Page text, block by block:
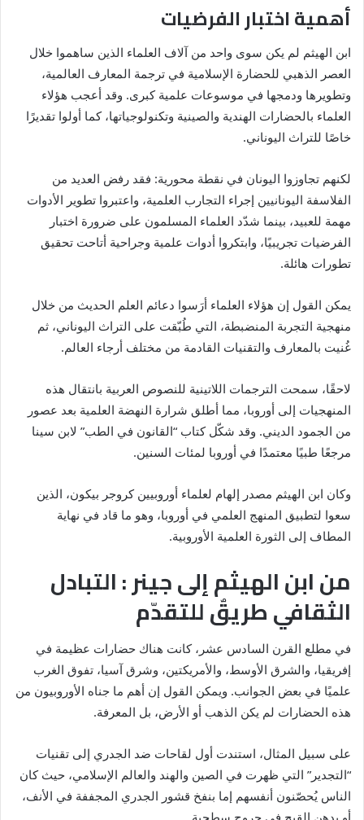
أهمية اختبار الفرضيات
ابن الهيثم لم يكن سوى واحد من آلاف العلماء الذين ساهموا خلال
العصر الذهبي للحضارة الإسلامية في ترجمة المعارف العالمية،
وتطويرها ودمجها في موسوعات علمية كبرى. وقد أعجب هؤلاء
العلماء بالحضارات الهندية والصينية وتكنولوجياتها، كما أولوا تقديرًا
خاصًا للتراث اليوناني.
لكنهم تجاوزوا اليونان في نقطة محورية: فقد رفض العديد من
الفلاسفة اليونانيين إجراء التجارب العلمية، واعتبروا تطوير الأدوات
مهمة للعبيد، بينما شدّد العلماء المسلمون على ضرورة اختبار
الفرضيات تجريبيًا، وابتكروا أدوات علمية وجراحية أتاحت تحقيق
تطورات هائلة.
يمكن القول إن هؤلاء العلماء أرَسوا دعائم العلم الحديث من خلال
منهجية التجربة المنضبطة، التي طُبّقت على التراث اليوناني، ثم
غُنيت بالمعارف والتقنيات القادمة من مختلف أرجاء العالم.
لاحقًا، سمحت الترجمات اللاتينية للنصوص العربية بانتقال هذه
المنهجيات إلى أوروبا، مما أطلق شرارة النهضة العلمية بعد عصور
من الجمود الديني. وقد شكّل كتاب “القانون في الطب” لابن سينا
مرجعًا طبيًا معتمدًا في أوروبا لمئات السنين.
وكان ابن الهيثم مصدر إلهام لعلماء أوروبيين كروجر بيكون، الذين
سعوا لتطبيق المنهج العلمي في أوروبا، وهو ما قاد في نهاية
المطاف إلى الثورة العلمية الأوروبية.
من ابن الهيثم إلى جينر : التبادل
الثقافي طريقٌ للتقدّم
في مطلع القرن السادس عشر، كانت هناك حضارات عظيمة في
إفريقيا، والشرق الأوسط، والأمريكتين، وشرق آسيا، تفوق الغرب
علميًا في بعض الجوانب. ويمكن القول إن أهم ما جناه الأوروبيون من
هذه الحضارات لم يكن الذهب أو الأرض، بل المعرفة.
على سبيل المثال، استندت أول لقاحات ضد الجدري إلى تقنيات
“التجدير” التي ظهرت في الصين والهند والعالم الإسلامي، حيث كان
الناس يُحصّنون أنفسهم إما بنفخ قشور الجدري المجففة في الأنف،